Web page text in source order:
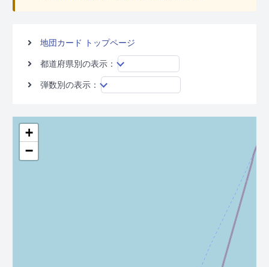
地団カード トップページ
都道府県別の表示：
弾数別の表示：
+
−